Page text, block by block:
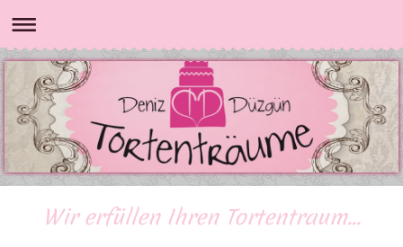
Wir erfüllen Ihren Tortentraum...